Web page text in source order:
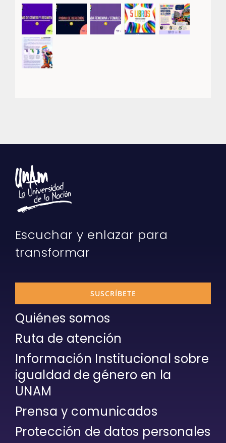
Escuchar y enlazar para
transformar
SUSCRÍBETE
Quiénes somos
Ruta de atención
Información Institucional sobre
igualdad de género en la
UNAM
Prensa y comunicados
Protección de datos personales